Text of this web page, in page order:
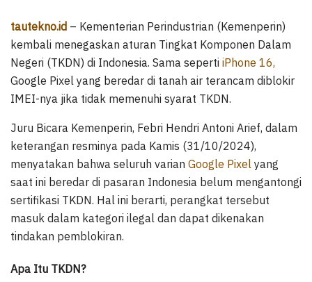
tautekno.id – Kementerian Perindustrian (Kemenperin)
kembali menegaskan aturan Tingkat Komponen Dalam
Negeri (TKDN) di Indonesia. Sama seperti iPhone 16,
Google Pixel yang beredar di tanah air terancam diblokir
IMEI-nya jika tidak memenuhi syarat TKDN.
Juru Bicara Kemenperin, Febri Hendri Antoni Arief, dalam
keterangan resminya pada Kamis (31/10/2024),
menyatakan bahwa seluruh varian Google Pixel yang
saat ini beredar di pasaran Indonesia belum mengantongi
sertifikasi TKDN. Hal ini berarti, perangkat tersebut
masuk dalam kategori ilegal dan dapat dikenakan
tindakan pemblokiran.
Apa Itu TKDN?